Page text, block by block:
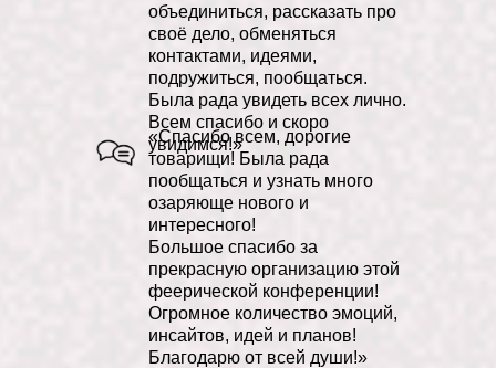
Художественный руководитель
Театра на Малой Ордынке,
российский продюсер, театральный
режиссёр и педагог.
«Спасибо всем, дорогие
товарищи! Была рада
пообщаться и узнать много
озаряюще нового и
интересного!
Большое спасибо за
прекрасную организацию этой
феерической конференции!
Огромное количество эмоций,
инсайтов, идей и планов!
Благодарю от всей души!»
объединиться, рассказать про
своё дело, обменяться
контактами, идеями,
подружиться, пообщаться.
Была рада увидеть всех лично.
Всем спасибо и скоро
увидимся!»